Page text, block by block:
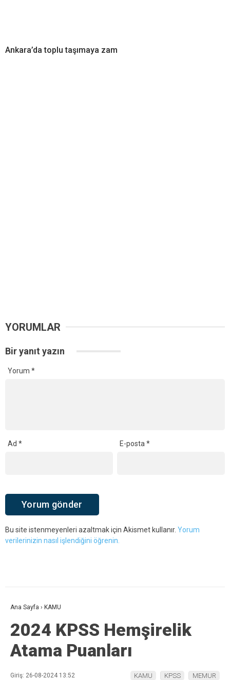
Ankara’da toplu taşımaya zam
YORUMLAR
Bir yanıt yazın
Yorum *
Ad * E-posta*
Bu site istenmeyenleri azaltmak için Akismet kullanır. Yorum
verilerinizin nasıl işlendiğini öğrenin.
Ana Sayfa › KAMU
2024 KPSS Hemşirelik
Atama Puanları
Giriş: 26-08-2024 13:52 KAMU KPSS MEMUR